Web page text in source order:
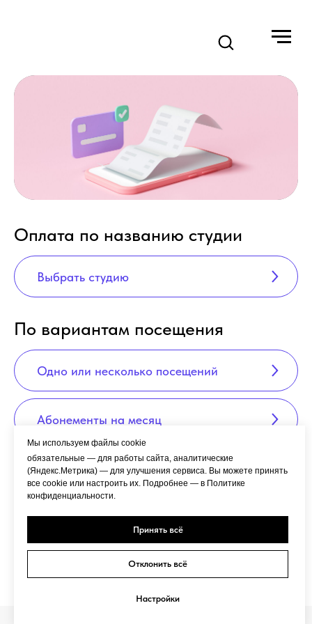
Мы используем файлы cookie
обязательные — для работы сайта, аналитические
(Яндекс.Метрика) — для улучшения сервиса. Вы можете принять
все cookie или настроить их. Подробнее — в Политике
конфиденциальности.
Принять всё
Отклонить всё
Настройки
Оплата по названию студии
Выбрать студию
По вариантам посещения
Одно или несколько посещений
Абонементы на месяц
Информация о порядке оплаты и
возврата платежей
Читать подробнее →